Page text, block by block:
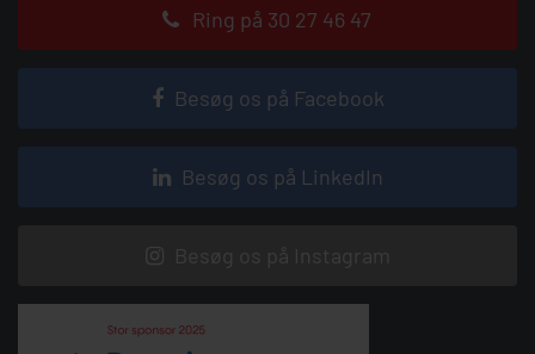
Ring på 30 27 46 47
Besøg os på Facebook
Besøg os på LinkedIn
Besøg os på Instagram